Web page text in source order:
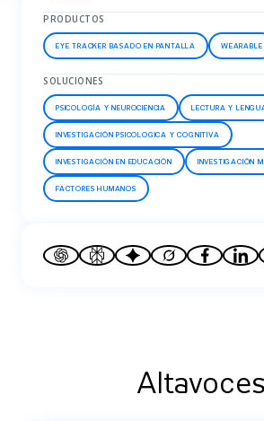
PRODUCTOS
EYE TRACKER BASADO EN PANTALLA WEARABLE
SOLUCIONES
PSICOLOGÍA Y NEUROCIENCIA LECTURA Y
INVESTIGACIÓN PSICOLOGICA Y COGNITIVA
INVESTIGACIÓN EN EDUCACIÓN INVESTIGACIÓN
FACTORES HUMANOS
Altavoces